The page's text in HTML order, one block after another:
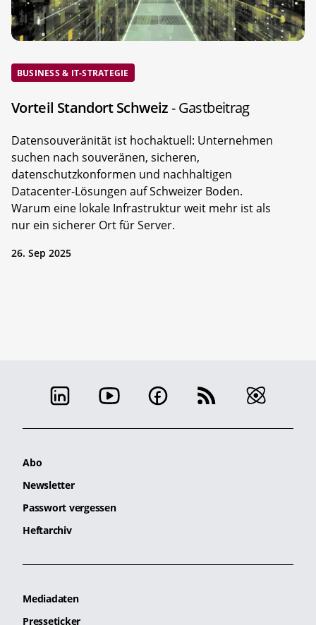
BUSINESS & IT-STRATEGIE
Vorteil Standort Schweiz- Gastbeitrag
Datensouveränität ist hochaktuell: Unternehmen
suchen nach souveränen, sicheren,
datenschutzkonformen und nachhaltigen
Datacenter-Lösungen auf Schweizer Boden.
Warum eine lokale Infrastruktur weit mehr ist als
nur ein sicherer Ort für Server.
26. Sep 2025
Abo
Newsletter
Passwort vergessen
Heftarchiv
Mediadaten
Presseticker